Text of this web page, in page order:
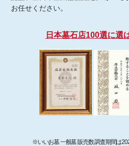
お任せください。
日本墓石店100選に選
※いいお墓 一般墓 販売数 調査期間は